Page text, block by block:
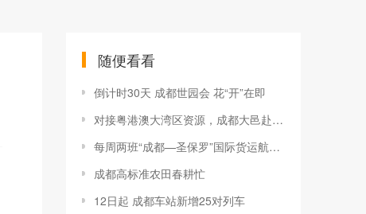
随便看看
倒计时30天 成都世园会 花“开”在即
对接粤港澳大湾区资源，成都大邑赴深圳举行投资推介会
每周两班“成都—圣保罗”国际货运航线正式开通
成都高标准农田春耕忙
12日起 成都车站新增25对列车